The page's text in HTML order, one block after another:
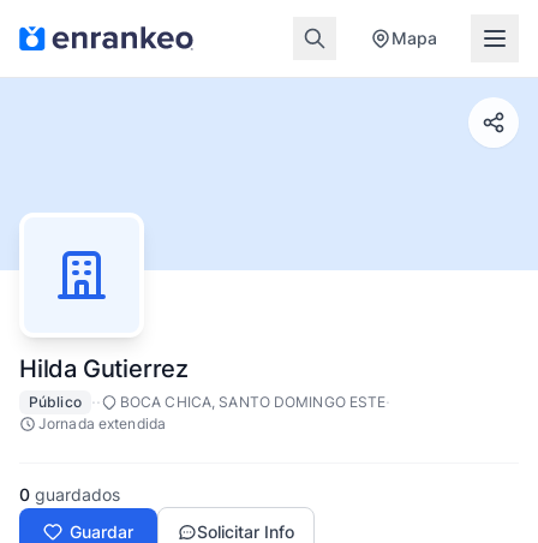
Mapa
Hilda Gutierrez
Público ·· BOCA CHICA, SANTO DOMINGO ESTE·
Jornada extendida
0 guardados
Guardar
Solicitar Info